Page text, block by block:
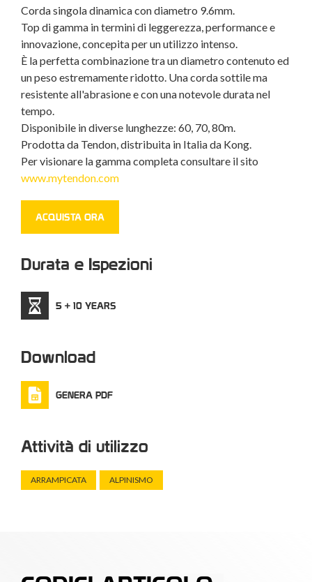
Corda singola dinamica con diametro 9.6mm.
Top di gamma in termini di leggerezza, performance e
innovazione, concepita per un utilizzo intenso.
È la perfetta combinazione tra un diametro contenuto ed
un peso estremamente ridotto. Una corda sottile ma
resistente all'abrasione e con una notevole durata nel
tempo.
Disponibile in diverse lunghezze: 60, 70, 80m.
Prodotta da Tendon, distribuita in Italia da Kong.
Per visionare la gamma completa consultare il sito
www.mytendon.com
ACQUISTA ORA
Durata e Ispezioni
5 + 10 YEARS
Download
GENERA PDF
Attività di utilizzo
ARRAMPICATA ALPINISMO